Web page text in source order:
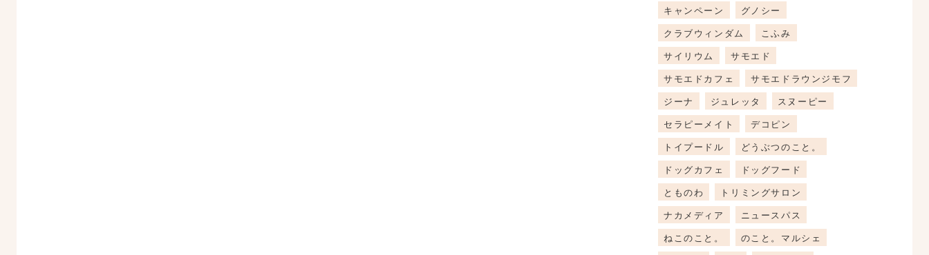
キャンペーン
グノシー
クラブウィンダム
こふみ
サイリウム
サモエド
サモエドカフェ
サモエドラウンジモフ
ジーナ
ジュレッタ
スヌーピー
セラピーメイト
デコピン
トイプードル
どうぶつのこと。
ドッグカフェ
ドッグフード
とものわ
トリミングサロン
ナカメディア
ニュースパス
ねこのこと。
のこと。マルシェ